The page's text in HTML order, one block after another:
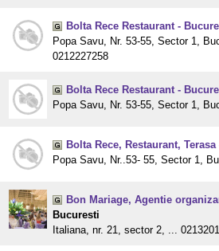
Bolta Rece Restaurant -
Popa Savu, Nr. 53-55, Sector 1,
0212227258
Bolta Rece Restaurant -
Popa Savu, Nr. 53-55, Sector 1,
Bolta Rece, Restaurant,
Popa Savu, Nr..53- 55, Sector 1,
Bon Mariage, Agentie
Bucuresti
Italiana, nr. 21, sector 2, ...